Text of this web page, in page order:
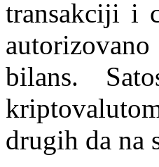
transakciji i
bilans.
drugih da na